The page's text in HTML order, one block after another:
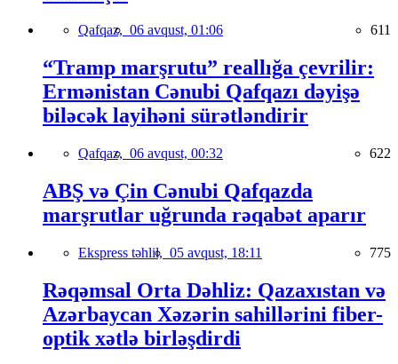
Qafqaz, 06 avqust, 01:06 611
“Tramp marşrutu” reallığa çevrilir:
Ermənistan Cənubi Qafqazı dəyişə
biləcək layihəni sürətləndirir
Qafqaz, 06 avqust, 00:32 622
ABŞ və Çin Cənubi Qafqazda
marşrutlar uğrunda rəqabət aparır
Ekspress təhlil, 05 avqust, 18:11 775
Rəqəmsal Orta Dəhliz: Qazaxıstan və
Azərbaycan Xəzərin sahillərini fiber-
optik xətlə birləşdirdi